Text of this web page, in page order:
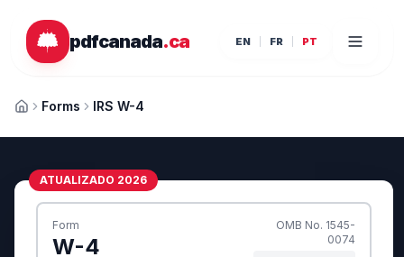
pdfcanada.ca EN FR PT
InícioForms IRS W-4
ATUALIZADO 2026
Form
W-4
OMB No. 1545-
0074